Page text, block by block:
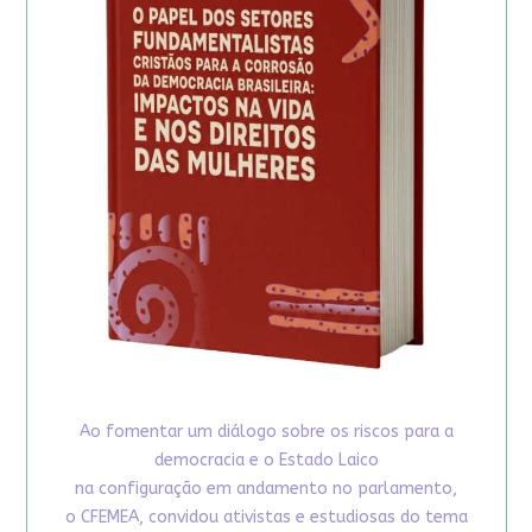
Ao fomentar um diálogo sobre os riscos para a
democracia e o Estado Laico
na configuração em andamento no parlamento,
o CFEMEA, convidou ativistas e estudiosas do tema